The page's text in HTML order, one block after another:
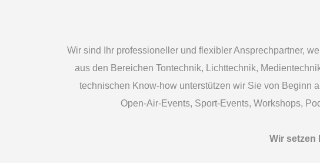
Wir sind Ihr professioneller und flexibler Ansprechpartner,
aus den Bereichen Tontechnik, Lichttechnik,
technischen Know-how unterstützen wir Sie von Beginn
Open-Air-Events, Sport-Events, Workshops,
Wir setzen